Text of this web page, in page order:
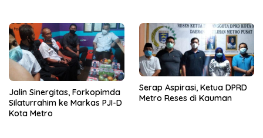
Jalin Sinergitas, Forkopimda
Silaturrahim ke Markas PJI-D
Kota Metro
Serap Aspirasi, Ketua DPRD
Metro Reses di Kauman